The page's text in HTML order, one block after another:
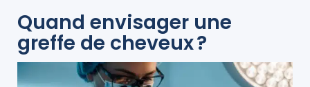
Quand envisager une
greffe de cheveux ?